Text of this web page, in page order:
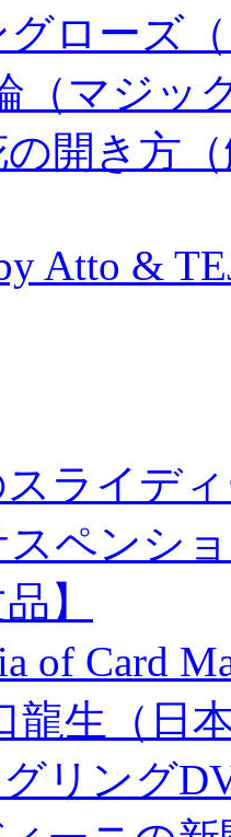
ローズ
（マジッ
開き方
Atto &
スライデ
ペンシ
】
of Card
生（日
グリング